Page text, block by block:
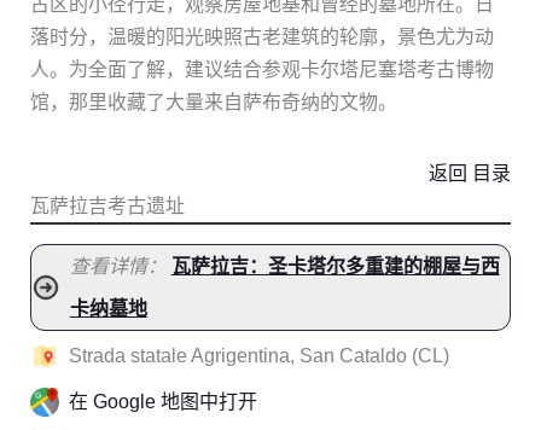
古区的小径行走，观察房屋地基和曾经的墓地所在。日
落时分，温暖的阳光映照古老建筑的轮廓，景色尤为动
人。为全面了解，建议结合参观卡尔塔尼塞塔考古博物
馆，那里收藏了大量来自萨布奇纳的文物。
瓦萨拉吉考古遗址
返回 目录
查看详情： 瓦萨拉吉：圣卡塔尔多重建的棚屋与西
卡纳墓地
Strada statale Agrigentina, San Cataldo (CL)
在 Google 地图中打开